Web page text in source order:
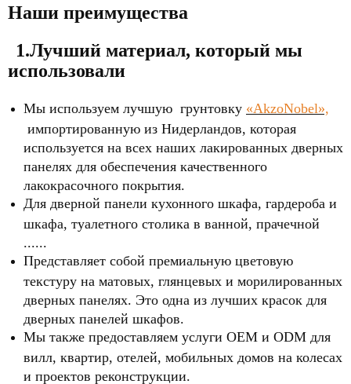
Наши преимущества
1.Лучший материал, который мы
использовали
Мы используем лучшую грунтовку «AkzoNobel»,
импортированную из Нидерландов, которая
используется на всех наших лакированных дверных
панелях для обеспечения качественного
лакокрасочного покрытия.
Для дверной панели кухонного шкафа, гардероба и
шкафа, туалетного столика в ванной, прачечной
Представляет собой премиальную цветовую
текстуру на матовых, глянцевых и морилированных
дверных панелях. Это одна из лучших красок для
дверных панелей шкафов.
Мы также предоставляем услуги OEM и ODM для
вилл, квартир, отелей, мобильных домов на колесах
и проектов реконструкции.